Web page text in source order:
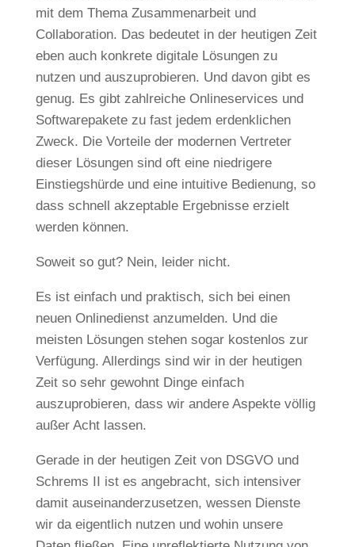
mit dem Thema Zusammenarbeit und
Collaboration. Das bedeutet in der heutigen Zeit
eben auch konkrete digitale Lösungen zu
nutzen und auszuprobieren. Und davon gibt es
genug. Es gibt zahlreiche Onlineservices und
Softwarepakete zu fast jedem erdenklichen
Zweck. Die Vorteile der modernen Vertreter
dieser Lösungen sind oft eine niedrigere
Einstiegshürde und eine intuitive Bedienung, so
dass schnell akzeptable Ergebnisse erzielt
werden können.
Soweit so gut? Nein, leider nicht.
Es ist einfach und praktisch, sich bei einen
neuen Onlinedienst anzumelden. Und die
meisten Lösungen stehen sogar kostenlos zur
Verfügung. Allerdings sind wir in der heutigen
Zeit so sehr gewohnt Dinge einfach
auszuprobieren, dass wir andere Aspekte völlig
außer Acht lassen.
Gerade in der heutigen Zeit von DSGVO und
Schrems II ist es angebracht, sich intensiver
damit auseinanderzusetzen, wessen Dienste
wir da eigentlich nutzen und wohin unsere